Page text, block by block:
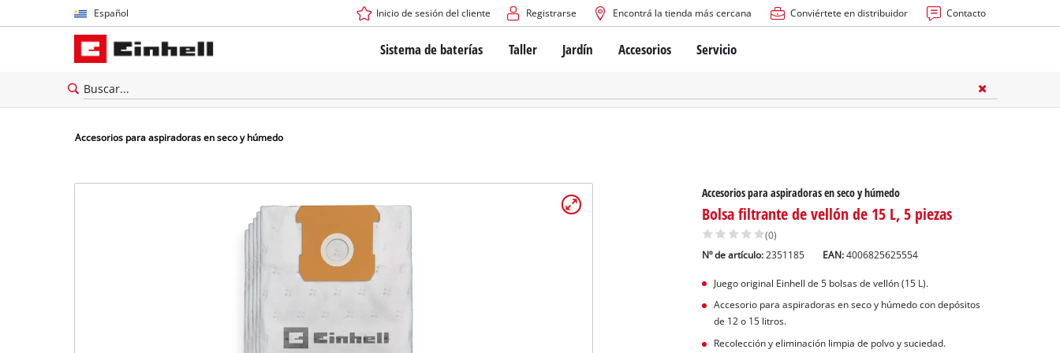
Español
Español
English
Inicio de sesión del cliente Registrarse Encontrá la tienda más cercana Conviértete en distribuidor Contacto
Sistema de baterías
El sistema de baterías Power X-Change
Todos los dispositivos PROFESSIONAL
Herramientas eléctricas PROFESSIONAL
Herramientas de jardín PROFESSIONAL
Taller
Atornilladores inalámbricos
Taladros de columna
Routers para madera
Jardín
Cortadoras de césped a batería
Cortadoras de césped manuales
Accesorios Servicio
Accesorios para aspiradoras en seco y húmedo
Accesorios para aspiradoras en seco y húmedo
Bolsa filtrante de vellón de 15 L, 5 piezas
(0)
Nº de artículo: 2351185 EAN:4006825625554
Juego original Einhell de 5 bolsas de vellón (15 L).
Accesorio para aspiradoras en seco y húmedo con depósitos
de 12 o 15 litros.
Recolección y eliminación limpia de polvo y suciedad.